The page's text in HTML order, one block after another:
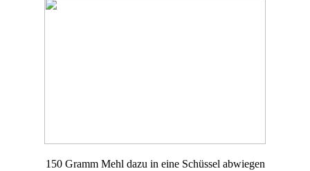
150 Gramm Mehl dazu in eine Schüssel abwiegen